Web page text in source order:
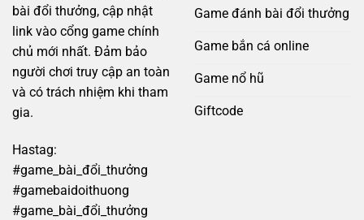
bài đổi thưởng, cập nhật
link vào cổng game chính
chủ mới nhất. Đảm bảo
người chơi truy cập an toàn
và có trách nhiệm khi tham
gia.
Hastag:
#game_bài_đổi_thưởng
#gamebaidoithuong
#game_bài_đổi_thưởng
Game đánh bài đổi thưởng
Game bắn cá online
Game nổ hũ
Giftcode